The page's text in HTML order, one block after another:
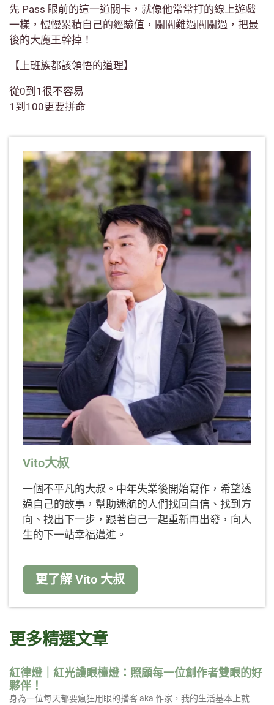
先 Pass 眼前的這一道關卡，就像他常常打的線上遊戲
一樣，慢慢累積自己的經驗值，關關難過關關過，把最
後的大魔王幹掉！
【上班族都該領悟的道理】
從0到1很不容易
1到100更要拼命
Vito大叔
一個不平凡的大叔。中年失業後開始寫作，希望透
過自己的故事，幫助迷航的人們找回自信、找到方
向、找出下一步，跟著自己一起重新再出發，向人
生的下一站幸福邁進。
更了解 Vito 大叔
更多精選文章
紅律燈｜紅光護眼檯燈：照顧每一位創作者雙眼的好
夥伴！
身為一位每天都要瘋狂用眼的播客 aka 作家，我的生活基本上就